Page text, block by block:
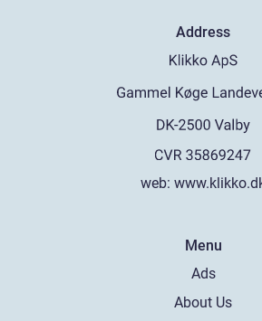
Address
web:
Menu
Ads
About Us